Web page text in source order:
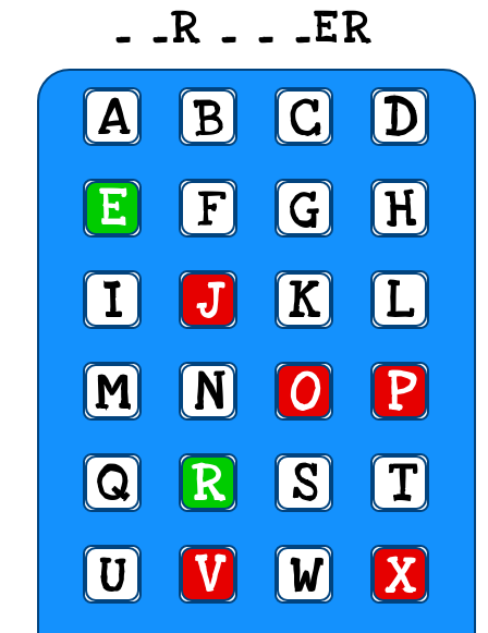
_ _R _ _ _ER
A B C
D
E
F G
H
I
J K
L
M
N O
P
Q
R S
T
U
V W
X